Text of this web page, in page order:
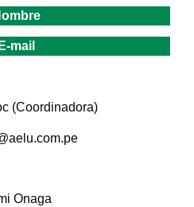
E-mail
(Coordinadora)
Onaga